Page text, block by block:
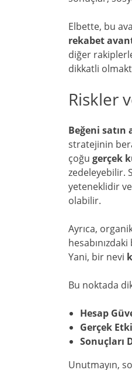
Elbette, bu
rekabet
diğer
dikkatli
Riskler
Beğeni satın
stratejinin
çoğu gerçek
zedeleyebilir.
yeteneklidir
olabilir.
Ayrıca,
Yani, bir nevi
Bu noktada
Hesap
Gerçek
Sonuçları
Unutmayın,